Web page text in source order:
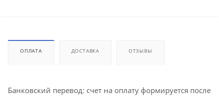
ОПЛАТА ДОСТАВКА ОТЗЫВЫ
Банковский перевод: счет на оплату формируется после